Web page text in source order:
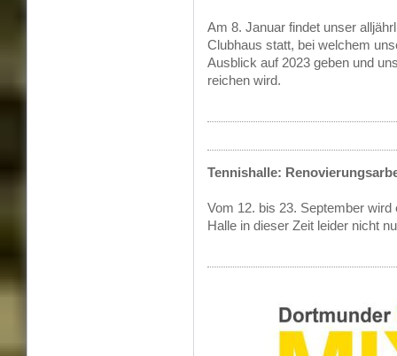
Am 8. Januar findet unser
Clubhaus statt, bei welchem
Ausblick auf 2023 geben und
reichen wird.
Tennishalle:
Vom 12. bis 23. September
Halle in dieser Zeit leider nicht